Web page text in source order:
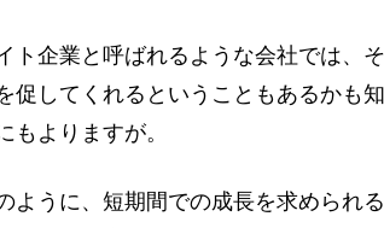
ト企業と呼ばれるような会社では、
促してくれるということもあるかも
もよりますが。
ように、短期間での成長を求められ